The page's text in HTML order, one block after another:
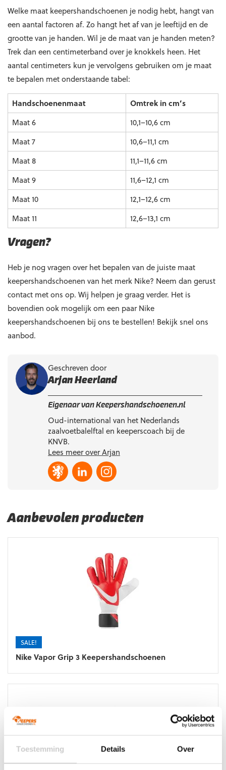
Toestemming Details Over
Welke maat keepershandschoenen je nodig hebt, hangt van
een aantal factoren af. Zo hangt het af van je leeftijd en de
grootte van je handen. Wil je de maat van je handen meten?
Trek dan een centimeterband over je knokkels heen. Het
aantal centimeters kun je vervolgens gebruiken om je maat
te bepalen met onderstaande tabel:
Handschoenenmaat
Omtrek in cm’s
Maat 6
10,1–10,6 cm
Maat 7
10,6–11,1 cm
Maat 8
11,1–11,6 cm
Maat 9
11,6–12,1 cm
Maat 10
12,1–12,6 cm
Maat 11
12,6–13,1 cm
Vragen?
Heb je nog vragen over het bepalen van de juiste maat
keepershandschoenen van het merk Nike? Neem dan gerust
contact met ons op. Wij helpen je graag verder. Het is
bovendien ook mogelijk om een paar Nike
keepershandschoenen bij ons te bestellen! Bekijk snel ons
aanbod.
Geschreven door
Arjan Heerland
Eigenaar van Keepershandschoenen.nl
Oud-international van het Nederlands
zaalvoetbalelftal en keeperscoach bij de
KNVB.
Lees meer over Arjan
Aanbevolen producten
SALE!
Nike Vapor Grip 3 Keepershandschoenen